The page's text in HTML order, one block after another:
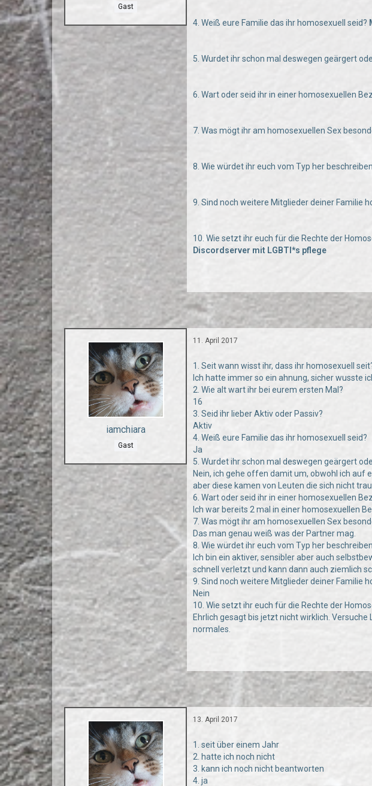
Gast
4. Weiß eure Familie das ihr homosexuell seid?
5. Wurdet ihr schon mal deswegen geärgert
6. Wart oder seid ihr in einer homosexuellen
7. Was mögt ihr am homosexuellen Sex
8. Wie würdet ihr euch vom Typ her
9. Sind noch weitere Mitglieder deiner Familie
10. Wie setzt ihr euch für die Rechte der
Discordserver mit LGBTI*s pflege
iamchiara
Gast
11. April 2017
1. Seit wann wisst ihr, dass ihr homosexuell
Ich hatte immer so ein ahnung, sicher wusste
2. Wie alt wart ihr bei eurem ersten Mal?
16
3. Seid ihr lieber Aktiv oder Passiv?
Aktiv
4. Weiß eure Familie das ihr homosexuell seid?
Ja
5. Wurdet ihr schon mal deswegen geärgert
Nein, ich gehe offen damit um, obwohl ich auf
aber diese kamen von Leuten die sich nicht
6. Wart oder seid ihr in einer homosexuellen
Ich war bereits 2 mal in einer homosexuellen
7. Was mögt ihr am homosexuellen Sex
Das man genau weiß was der Partner mag.
8. Wie würdet ihr euch vom Typ her
Ich bin ein aktiver, sensibler aber auch
schnell verletzt und kann dann auch ziemlich
9. Sind noch weitere Mitglieder deiner Familie
Nein
10. Wie setzt ihr euch für die Rechte der
Ehrlich gesagt bis jetzt nicht wirklich.
normales.
13. April 2017
1. seit über einem Jahr
2. hatte ich noch nicht
3. kann ich noch nicht beantworten
4. ja